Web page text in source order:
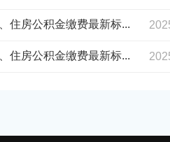
住房公积金缴费最新标...
住房公积金缴费最新标...